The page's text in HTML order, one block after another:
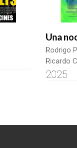
Una
Rodrigo
Ricardo
2025